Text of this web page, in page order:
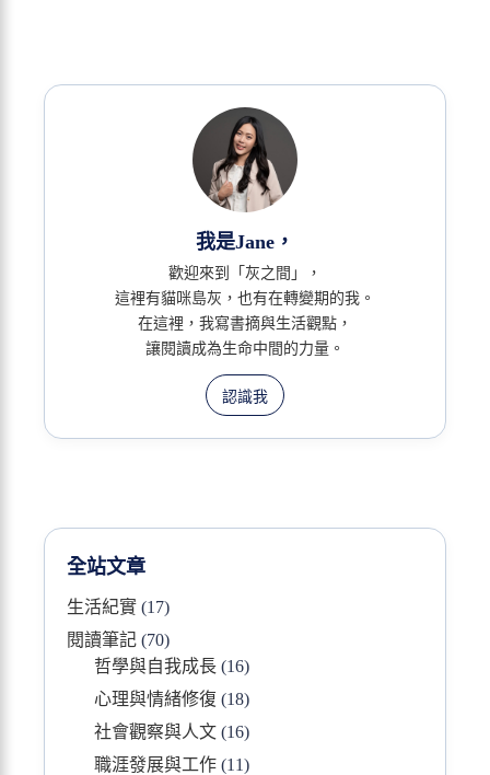
我是Jane，
歡迎來到「灰之間」，
這裡有貓咪島灰，也有在轉變期的我。
在這裡，我寫書摘與生活觀點，
讓閱讀成為生命中間的力量。
認識我
全站文章
生活紀實 (17)
閱讀筆記 (70)
哲學與自我成長 (16)
心理與情緒修復 (18)
社會觀察與人文 (16)
職涯發展與工作 (11)